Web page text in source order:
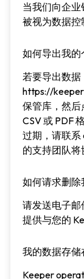
当我们向企
被视为数据控
如何导出我的
若要导出数据
https://
保管库，然后
CSV 或 PDF
过期，请联系
的支持团队将
如何请求删除
请发送电子邮
提供与您的
我的数据存储
Keeper